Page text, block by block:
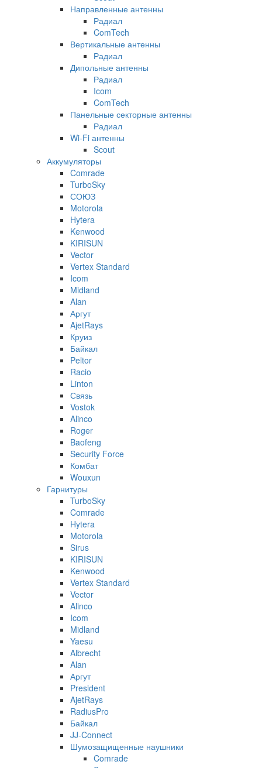
Направленные антенны
Радиал
ComTech
Вертикальные антенны
Радиал
Дипольные антенны
Радиал
Icom
ComTech
Панельные секторные антенны
Радиал
Wi-Fi антенны
Scout
Аккумуляторы
Comrade
TurboSky
СОЮЗ
Motorola
Hytera
Kenwood
KIRISUN
Vector
Vertex Standard
Icom
Midland
Alan
Аргут
AjetRays
Круиз
Байкал
Peltor
Racio
Linton
Связь
Vostok
Alinco
Roger
Baofeng
Security Force
Комбат
Wouxun
Гарнитуры
TurboSky
Comrade
Hytera
Motorola
Sirus
KIRISUN
Kenwood
Vertex Standard
Vector
Alinco
Icom
Midland
Yaesu
Albrecht
Alan
Аргут
President
AjetRays
RadiusPro
Байкал
JJ-Connect
Шумозащищенные наушники
Comrade